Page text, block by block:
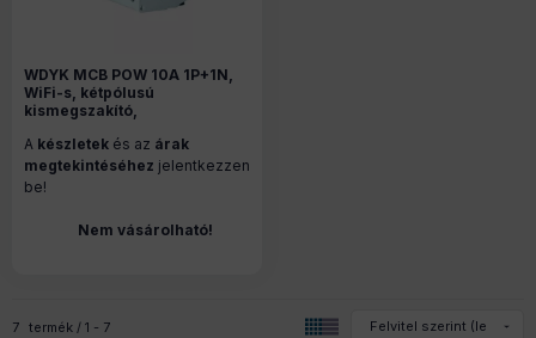
WDYK MCB POW 10A 1P+1N,
WiFi-s, kétpólusú
kismegszakító,
A készletek és az árak
megtekintéséhez jelentkezzen
be!
Nem vásárolható!
7 termék 1 7